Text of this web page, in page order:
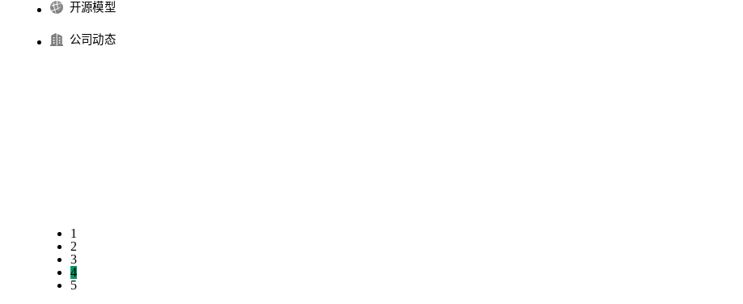
开源模型
公司动态
1
2
3
4
5